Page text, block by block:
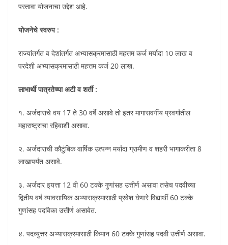
परतावा योजनाचा उद्देश आहे.
योजनेचे स्वरुप :
राज्यांतर्गत व देशांतर्गत अभ्यासक्रमासाठी महत्तम कर्ज मर्यादा 10 लाख व
परदेशी अभ्यासक्रमासाठी महत्तम कर्ज 20 लाख.
लाभार्थी पात्रतेच्या अटी व शर्ती :
१. अर्जदाराचे वय 17 ते 30 वर्षे असावे तो इतर मागासवर्गीय प्रवर्गातील
महाराष्ट्राचा रहिवाशी असावा.
२. अर्जदाराची कौटुंबिक वार्षिक उत्पन्न मर्यादा ग्रामीण व शहरी भागाकरीता 8
लाखापर्यंत असावे.
३. अर्जदार इयत्ता 12 वी 60 टक्के गुणांसह उत्तीर्ण असावा तसेच पदवीच्या
द्वितीय वर्ष व्यावसायिक अभ्यासक्रमासाठी प्रवेश घेणारे विद्यार्थी 60 टक्के
गुणांसह पदविका उत्तीर्ण असावेत.
४. पदव्युत्तर अभ्यासक्रमासाठी किमान 60 टक्के गुणांसह पदवी उत्तीर्ण असावा.